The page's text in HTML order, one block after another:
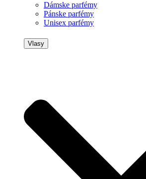
Dámske parfémy
Pánske parfémy
Unisex parfémy
Vlasy